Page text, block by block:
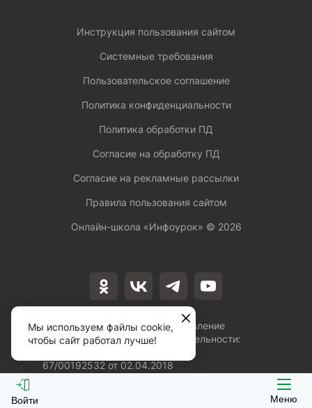
Войти Меню
Лицензия на осуществление
образовательной деятельности:
67/00192532 от 02.04.2018
Инструкция пользования сайтом
Системные требования
Пользовательское соглашение
Политика конфиденциальности
Политика обработки ПД
Согласие на обработку ПД
Согласие на рекламные рассылки
Правила пользования сайтом
Онлайн-школа «Инфоурок» © 2026
Мы используем файлы cookie,
чтобы сайт работал лучше!